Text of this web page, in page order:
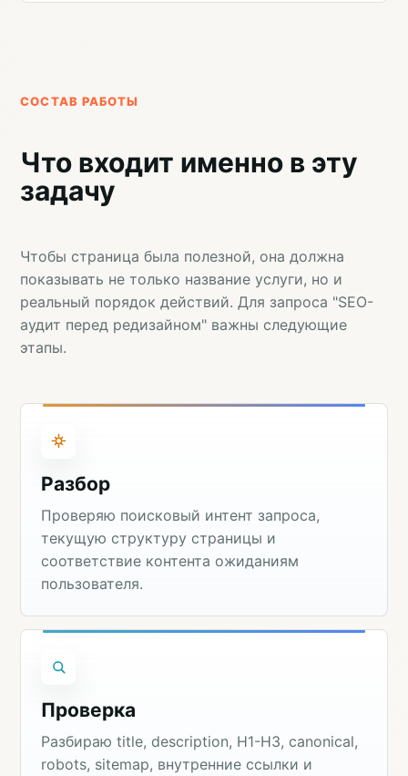
СОСТАВ РАБОТЫ
Что входит именно в эту
задачу
Чтобы страница была полезной, она должна
показывать не только название услуги, но и
реальный порядок действий. Для запроса "SEO-
аудит перед редизайном" важны следующие
этапы.
Разбор
Проверяю поисковый интент запроса,
текущую структуру страницы и
соответствие контента ожиданиям
пользователя.
Проверка
Разбираю title, description, H1-H3, canonical,
robots, sitemap, внутренние ссылки и